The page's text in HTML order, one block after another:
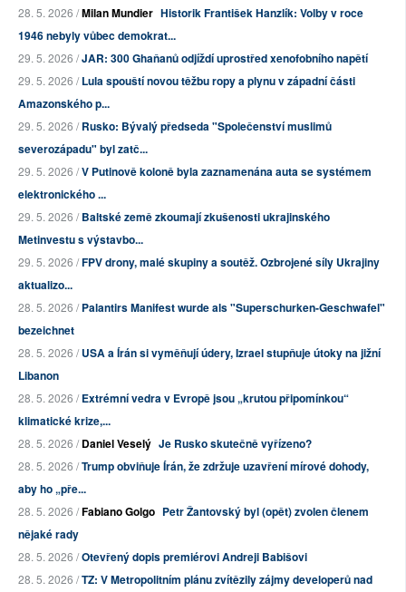
28. 5. 2026 /Milan Mundier Historik František Hanzlík: Volby v roce
1946 nebyly vůbec demokrat...
29. 5. 2026 /JAR: 300 Ghaňanů odjíždí uprostřed xenofobního napětí
29. 5. 2026 /Lula spouští novou těžbu ropy a plynu v západní části
Amazonského p...
29. 5. 2026 /Rusko: Bývalý předseda "Společenství muslimů
severozápadu" byl zatč...
29. 5. 2026 /V Putinově koloně byla zaznamenána auta se systémem
elektronického ...
29. 5. 2026 /Baltské země zkoumají zkušenosti ukrajinského
Metinvestu s výstavbo...
29. 5. 2026 /FPV drony, malé skupiny a soutěž. Ozbrojené síly Ukrajiny
aktualizo...
28. 5. 2026 /Palantirs Manifest wurde als "Superschurken-Geschwafel"
bezeichnet
28. 5. 2026 /USA a Írán si vyměňují údery, Izrael stupňuje útoky na jižní
Libanon
28. 5. 2026 /Extrémní vedra v Evropě jsou „krutou připomínkou“
klimatické krize,...
28. 5. 2026 /Daniel Veselý Je Rusko skutečně vyřízeno?
28. 5. 2026 /Trump obviňuje Írán, že zdržuje uzavření mírové dohody,
aby ho „pře...
28. 5. 2026 /Fabiano Golgo Petr Žantovský byl (opět) zvolen členem
nějaké rady
28. 5. 2026 /Otevřený dopis premiérovi Andreji Babišovi
28. 5. 2026 /TZ: V Metropolitním plánu zvítězily zájmy developerů nad